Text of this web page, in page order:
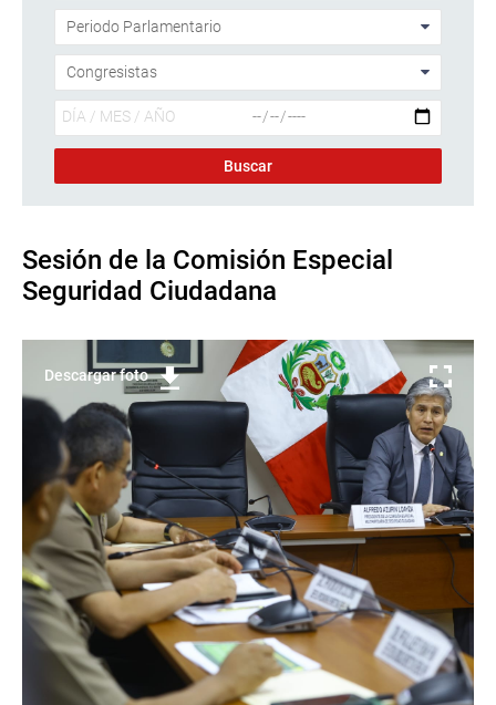
Sesión de la Comisión Especial
Seguridad Ciudadana
Descargar foto